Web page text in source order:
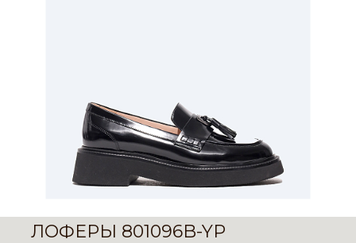
ЛОФЕРЫ 801096B-YP